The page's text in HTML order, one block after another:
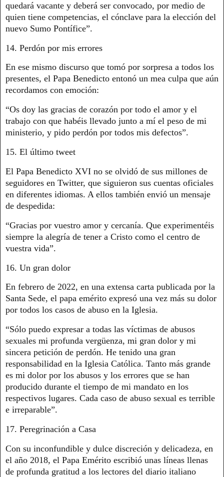
quedará vacante y deberá ser convocado, por medio de
quien tiene competencias, el cónclave para la elección del
nuevo Sumo Pontífice”.
14. Perdón por mis errores
En ese mismo discurso que tomó por sorpresa a todos los
presentes, el Papa Benedicto entonó un mea culpa que aún
recordamos con emoción:
“Os doy las gracias de corazón por todo el amor y el
trabajo con que habéis llevado junto a mí el peso de mi
ministerio, y pido perdón por todos mis defectos”.
15. El último tweet
El Papa Benedicto XVI no se olvidó de sus millones de
seguidores en Twitter, que siguieron sus cuentas oficiales
en diferentes idiomas. A ellos también envió un mensaje
de despedida:
“Gracias por vuestro amor y cercanía. Que experimentéis
siempre la alegría de tener a Cristo como el centro de
vuestra vida”.
16. Un gran dolor
En febrero de 2022, en una extensa carta publicada por la
Santa Sede, el papa emérito expresó una vez más su dolor
por todos los casos de abuso en la Iglesia.
“Sólo puedo expresar a todas las víctimas de abusos
sexuales mi profunda vergüenza, mi gran dolor y mi
sincera petición de perdón. He tenido una gran
responsabilidad en la Iglesia Católica. Tanto más grande
es mi dolor por los abusos y los errores que se han
producido durante el tiempo de mi mandato en los
respectivos lugares. Cada caso de abuso sexual es terrible
e irreparable”.
17. Peregrinación a Casa
Con su inconfundible y dulce discreción y delicadeza, en
el año 2018, el Papa Emérito escribió unas líneas llenas
de profunda gratitud a los lectores del diario italiano